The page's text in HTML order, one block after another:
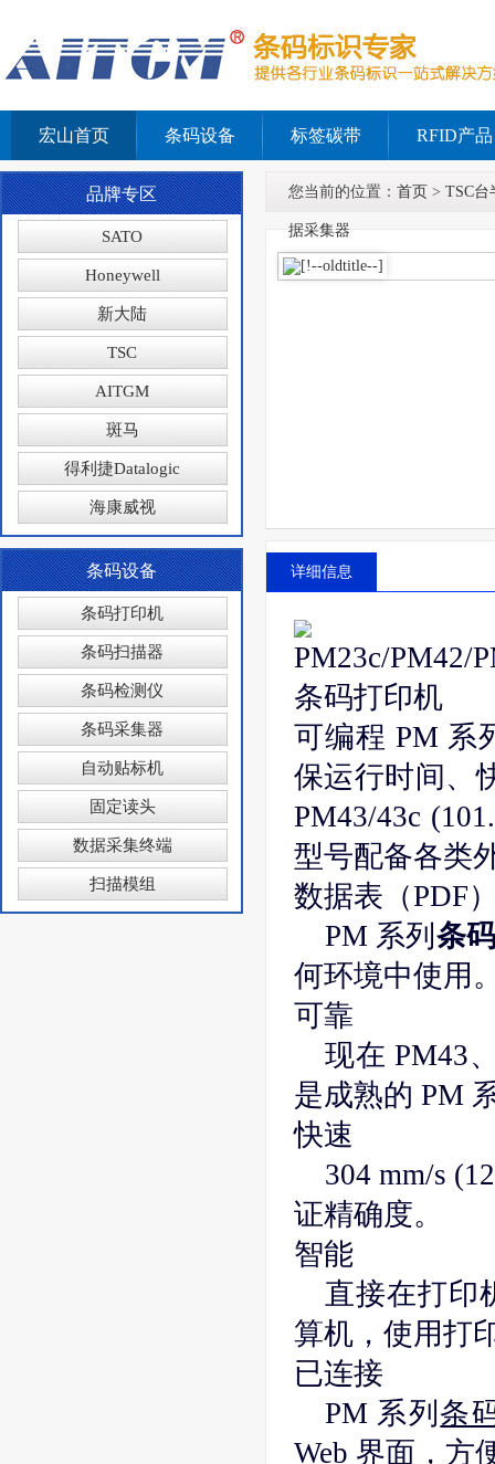
宏山首页 条码设备 标签碳带 RFID产品
品牌专区
SATO
Honeywell
新大陆
TSC
AITGM
斑马
得利捷Datalogic
海康威视
条码设备
条码打印机
条码扫描器
条码检测仪
条码采集器
自动贴标机
固定读头
数据采集终端
扫描模组
您当前的位置： 首页 > TSC台
据采集器
详细信息
可编程 PM 系
保运行时间、
PM43/43c
型号配备各类
数据表（PDF
PM 系列 条
何环境中使用
可靠
现在 PM43
是成熟的 PM
快速
304 mm/s
证精确度。
智能
直接在打印
算机，使用打
已连接
PM 系列条
Web 界面，方